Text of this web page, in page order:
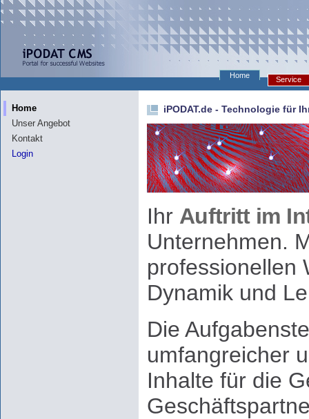
Home Service
Home
Unser Angebot
Kontakt
Login
iPODAT.de - Technologie für
Ihr Auftritt im
Unternehmen.
professionellen
Dynamik und
Die
umfangreicher
Inhalte für die